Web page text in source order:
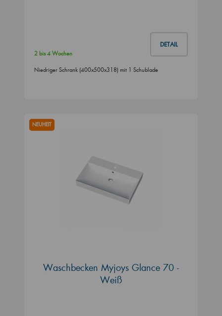
DETAIL
2 bis 4 Wochen
Niedriger Schrank (400x500x318) mit 1 Schublade
NEUHEIT
Waschbecken Myjoys Glance 70 -
Weiß